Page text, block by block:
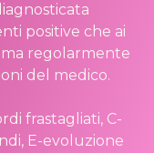
positive che ai
regolarmente
del medico.
frastagliati, C-
E-evoluzione